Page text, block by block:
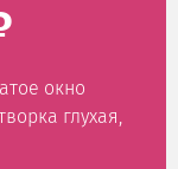
окно
глухая,